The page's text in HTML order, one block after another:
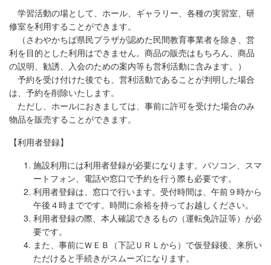
学習活動の場として、ホール、ギャラリー、各種の実習室、研
修室を利用することができます。
（さわやかちば県民プラザが認めた民間教育事業者を除き、営
利を目的とした利用はできません。商品の販売はもちろん、商品
の説明、勧誘、入会のための案内等も営利活動に含みます。）
予約を受け付けた後でも、営利活動であることが判明した場合
は、予約を削除いたします。
ただし、ホールにおきましては、事前に許可を受けた場合のみ
物品を販売することができます。
【利用者登録】
施設利用には利用者登録が必要になります。パソコン、スマ
ートフォン、電話や窓口で予約を行う際も必要です。
利用者登録は、窓口で行います。受付時間は、午前９時から
午後４時までです。時間に余裕を持ってお越しください。
利用者登録の際、本人確認できるもの（運転免許証等）が必
要です。
また、事前にＷＥＢ（下記ＵＲＬから）で仮登録後、来所い
ただけると手続きがスムーズになります。